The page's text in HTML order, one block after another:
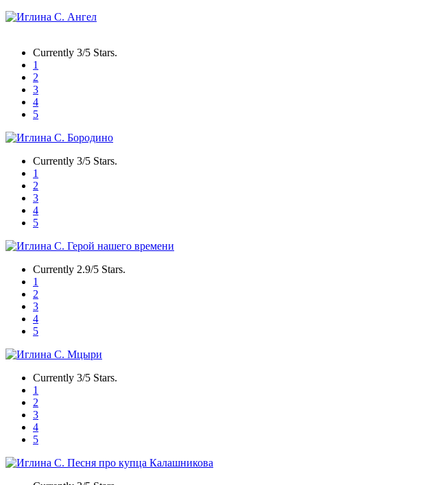
Currently 3/5 Stars.
1
2
3
4
5
Currently 3/5 Stars.
1
2
3
4
5
Currently 2.9/5 Stars.
1
2
3
4
5
Currently 3/5 Stars.
1
2
3
4
5